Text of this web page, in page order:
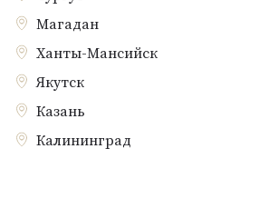
Магадан
Ханты-Мансийск
Якутск
Казань
Калининград